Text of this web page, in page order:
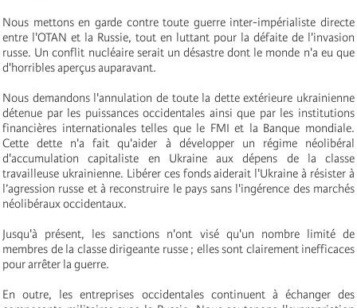
Nous mettons en garde contre toute guerre inter-impérialiste directe
entre l'OTAN et la Russie, tout en luttant pour la défaite de l'invasion
russe. Un conflit nucléaire serait un désastre dont le monde n'a eu que
d'horribles aperçus auparavant.
Nous demandons l'annulation de toute la dette extérieure ukrainienne
détenue par les puissances occidentales ainsi que par les institutions
financières internationales telles que le FMI et la Banque mondiale.
Cette dette n'a fait qu'aider à développer un régime néolibéral
d'accumulation capitaliste en Ukraine aux dépens de la classe
travailleuse ukrainienne. Libérer ces fonds aiderait l'Ukraine à résister à
l’agression russe et à reconstruire le pays sans l'ingérence des marchés
néolibéraux occidentaux.
Jusqu'à présent, les sanctions n'ont visé qu'un nombre limité de
membres de la classe dirigeante russe ; elles sont clairement inefficaces
pour arrêter la guerre.
En outre, les entreprises occidentales continuent à échanger des